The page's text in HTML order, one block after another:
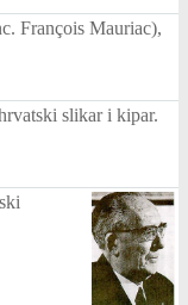
François Mauriac),
slikar i kipar.